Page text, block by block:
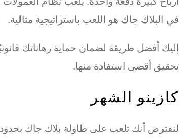
في البلاك جاك هو اللعب باستراتيجية مثالية.
إليك أفضل طريقة لضمان حماية رهاناتك
تحقيق أقصى استفادة منها.
كازينو الشهر